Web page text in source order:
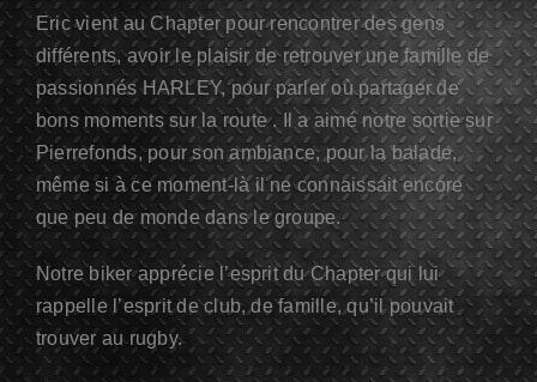
Eric vient au Chapter pour rencontrer des gens
différents, avoir le plaisir de retrouver une famille de
passionnés HARLEY, pour parler où partager de
bons moments sur la route . Il a aimé notre sortie sur
Pierrefonds, pour son ambiance, pour la balade,
même si à ce moment-là il ne connaissait encore
que peu de monde dans le groupe.
Notre biker apprécie l’esprit du Chapter qui lui
rappelle l’esprit de club, de famille, qu’il pouvait
trouver au rugby.